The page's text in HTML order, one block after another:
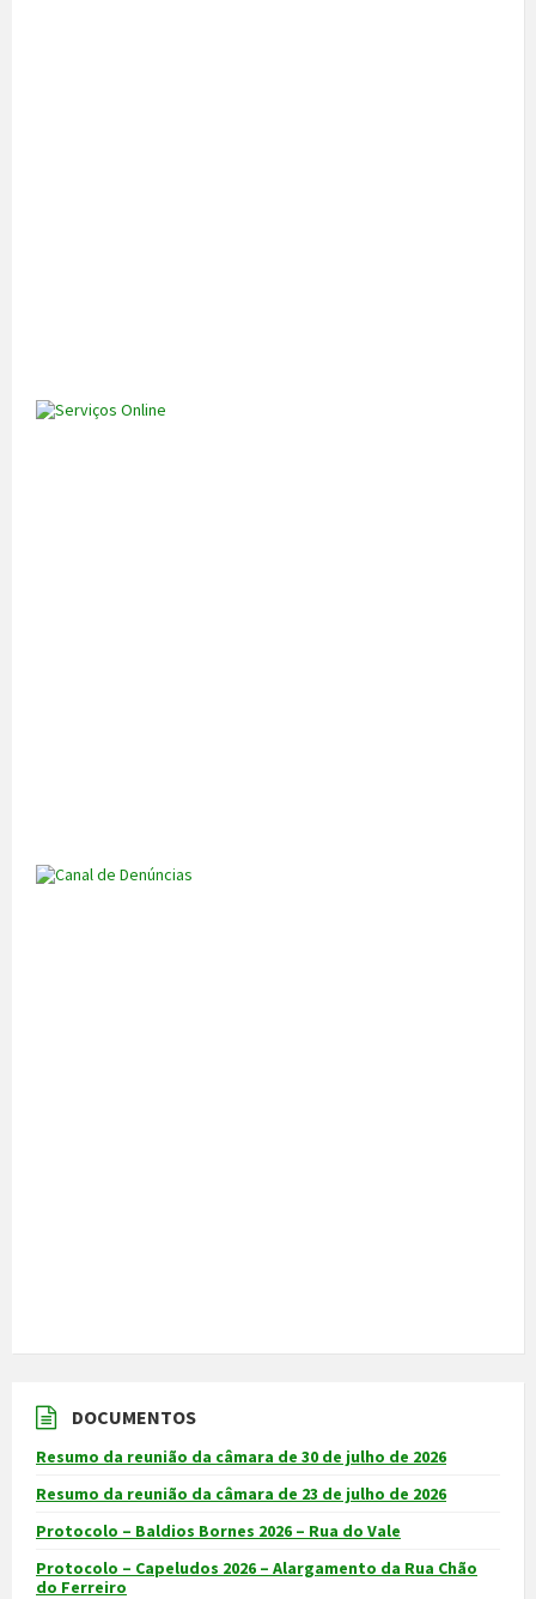
DOCUMENTOS
Resumo da reunião da câmara de 30 de julho de 2026
Resumo da reunião da câmara de 23 de julho de 2026
Protocolo – Baldios Bornes 2026 – Rua do Vale
Protocolo – Capeludos 2026 – Alargamento da Rua Chão
do Ferreiro